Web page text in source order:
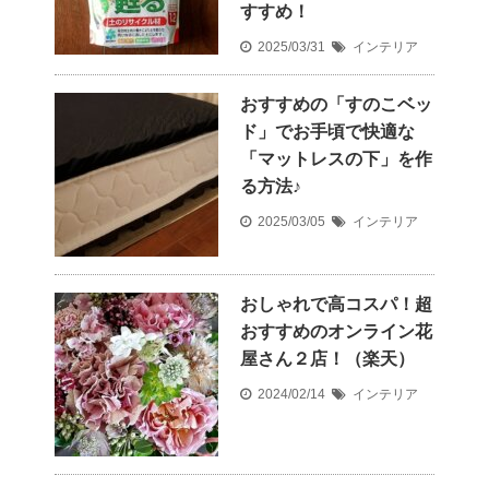
すすめ！
2025/03/31 インテリア
おすすめの「すのこベッ
ド」でお手頃で快適な
「マットレスの下」を作
る方法♪
2025/03/05 インテリア
おしゃれで高コスパ！超
おすすめのオンライン花
屋さん２店！（楽天）
2024/02/14 インテリア